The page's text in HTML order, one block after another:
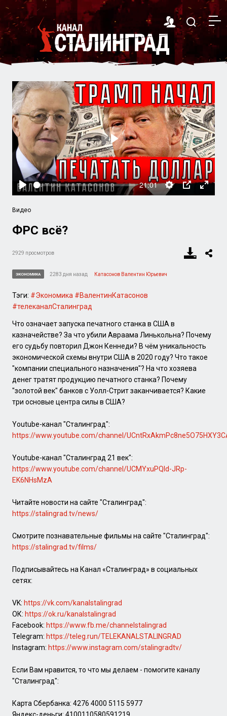
Play
21:01
Settings
PIP Enter
Play
Видео
ФРС всё?
2929 просмотров
ЭКОНОМИКА 2283 дня назад Катасонов Валентин Юрьевич
Тэги: #Экономика #ВалентинКатасонов
#телеканалСталинград
Что означает запуска печатного станка в США в
казначействе? За что убили Авраама Линькольна? Почему
его судьбу повторил Джон Кеннеди? В чём уникальность
экономической схемы внутри США в 2020 году? Что такое
"компании специального назначения"? На что хозяева
денег тратят продукцию печатного станка? Почему
"золотой век" банков с Уолл-Стрит заканчивается? Какие
три основые центра силы в США?
Youtube-канал "Сталинград":
https://www.youtube.com/channel/
Youtube-канал "Сталинград 21 век":
https://www.youtube.com/channel/UCMYxuPQId-JRp-
EK6NHsMzA
Читайте новости на сайте "Сталинград":
https://stalingrad.tv/news/
Смотрите познавательные фильмы на сайте "Сталинград":
https://stalingrad.tv/films/
Подписывайтесь на Канал «Сталинград» в социальных
сетях:
VK: https://vk.com/kanalstalingrad
ОК: https://ok.ru/kanalstalingrad
Facebook: https://www.fb.me/channelstalingrad
Telegram: https://teleg.run/TELEKANALSTALINGRAD
Instagram: https://www.instagram.com/stalingradtv/
Если Вам нравится, то что мы делаем - помогите каналу
"Сталинград":
Карта Сбербанка: 4276 4000 5115 5977